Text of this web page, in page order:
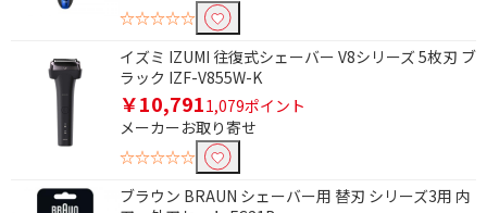
☆☆☆☆☆
イズミ IZUMI 往復式シェーバー V8シリーズ 5枚刃 ブ
ラック IZF-V855W-K
￥10,7911,079ポイント
メーカーお取り寄せ
☆☆☆☆☆
ブラウン BRAUN シェーバー用 替刃 シリーズ3用 内